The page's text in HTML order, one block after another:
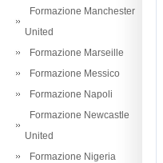
Formazione Manchester
United
Formazione Marseille
Formazione Messico
Formazione Napoli
Formazione Newcastle
United
Formazione Nigeria